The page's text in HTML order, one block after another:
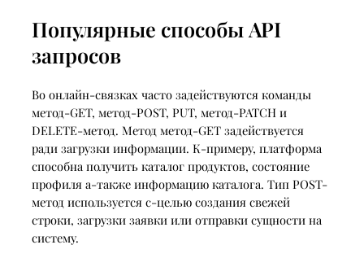
Популярные способы API
запросов
Во онлайн-связках часто задействуются команды
метод-GET, метод-POST, PUT, метод-PATCH и
DELETE-метод. Метод метод-GET задействуется
ради загрузки информации. К-примеру, платформа
способна получить каталог продуктов, состояние
профиля а-также информацию каталога. Тип POST-
метод используется с-целью создания свежей
строки, загрузки заявки или отправки сущности на
систему.